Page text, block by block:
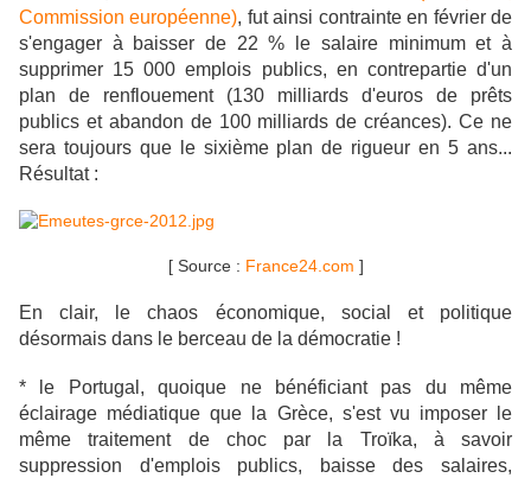
Commission européenne), fut ainsi contrainte en février de
s'engager à baisser de 22 % le salaire minimum et à
supprimer 15 000 emplois publics, en contrepartie d'un
plan de renflouement (130 milliards d'euros de prêts
publics et abandon de 100 milliards de créances). Ce ne
sera toujours que le sixième plan de rigueur en 5 ans...
Résultat :
[ Source : France24.com ]
En clair, le chaos économique, social et politique
désormais dans le berceau de la démocratie !
* le Portugal, quoique ne bénéficiant pas du même
éclairage médiatique que la Grèce, s'est vu imposer le
même traitement de choc par la Troïka, à savoir
suppression d'emplois publics, baisse des salaires,